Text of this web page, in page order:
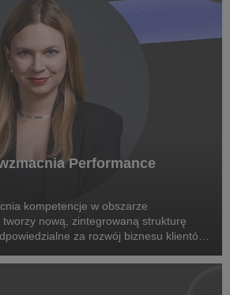
Performance
kompetencje w obszarze
nową, zintegrowaną strukturę
za rozwój biznesu klientów
stanęła Marta Bińczyk jako H...